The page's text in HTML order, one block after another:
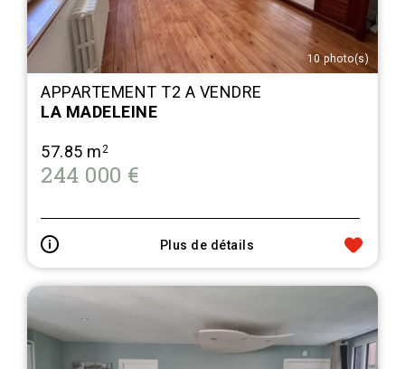
10 photo(s)
APPARTEMENT T2 A VENDRE
LA MADELEINE
57.85 m2
244 000 €
Plus de détails